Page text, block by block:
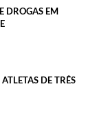
DROGAS EM
DE TRÊS